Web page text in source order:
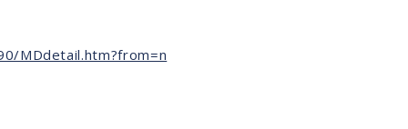
MDdetail.htm?from=n